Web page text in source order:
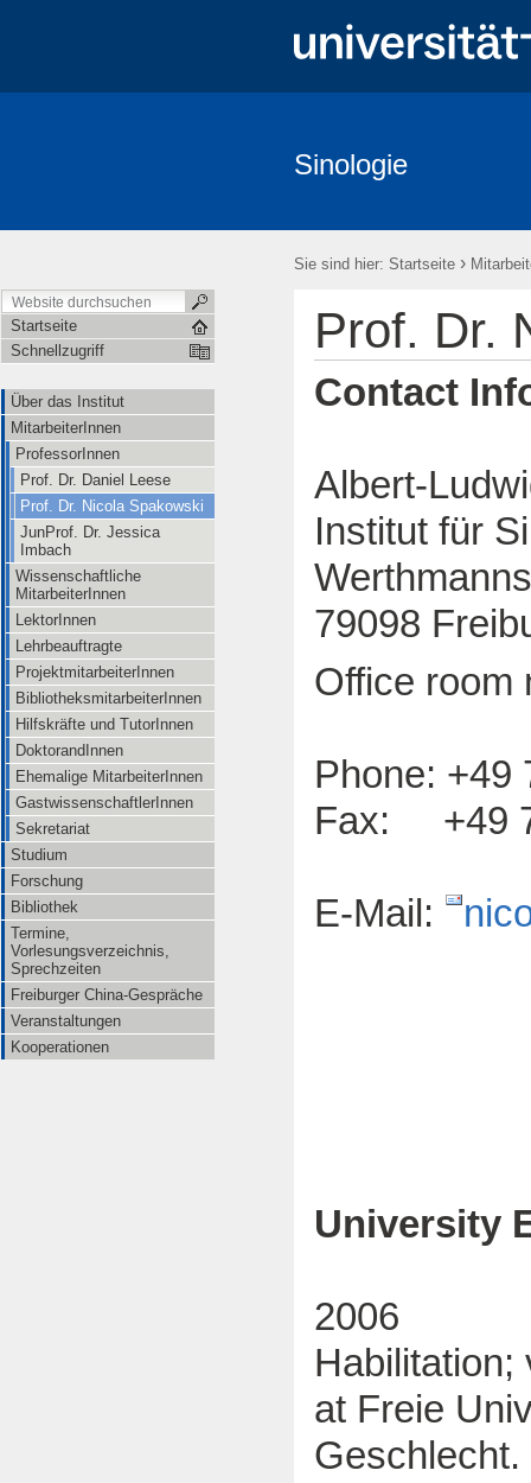
Veranstaltungen Kooperationen
Sinologie
Sie sind hier: Startseite ›
Startseite
Schnellzugriff
Über das Institut
MitarbeiterInnen
ProfessorInnen
Prof. Dr. Daniel Leese
Prof. Dr. Nicola Spakowski
JunProf. Dr. Jessica
Imbach
Wissenschaftliche
MitarbeiterInnen
LektorInnen
Lehrbeauftragte
ProjektmitarbeiterInnen
BibliotheksmitarbeiterInnen
Hilfskräfte und TutorInnen
DoktorandInnen
Ehemalige MitarbeiterInnen
GastwissenschaftlerInnen
Sekretariat
Studium
Forschung
Bibliothek
Termine,
Vorlesungsverzeichnis,
Sprechzeiten
Freiburger China-Gespräche
Veranstaltungen
Kooperationen
Prof. Dr.
Contact
Albert-
Institut für
79098
Office room
Phone: +49
Fax: +49
E-Mail:
University
2006
Habilitation;
at Freie